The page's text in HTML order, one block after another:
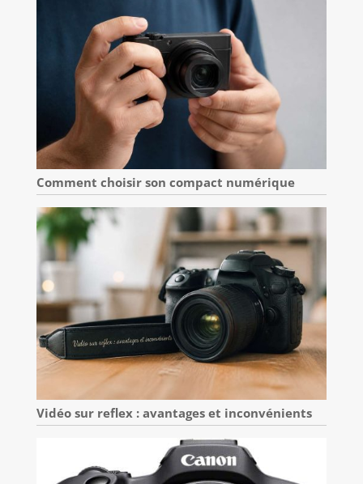
Comment choisir son compact numérique
Vidéo sur reflex : avantages et inconvénients